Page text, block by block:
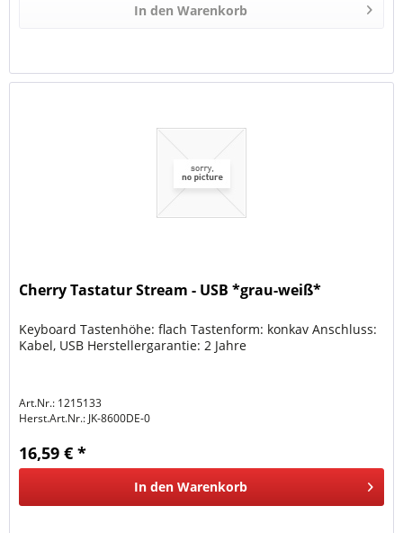
In den Warenkorb
Cherry Tastatur Stream - USB *grau-weiß*
Keyboard Tastenhöhe: flach Tastenform: konkav Anschluss:
Kabel, USB Herstellergarantie: 2 Jahre
Art.Nr.: 1215133
Herst.Art.Nr.: JK-8600DE-0
16,59 € *
In den Warenkorb